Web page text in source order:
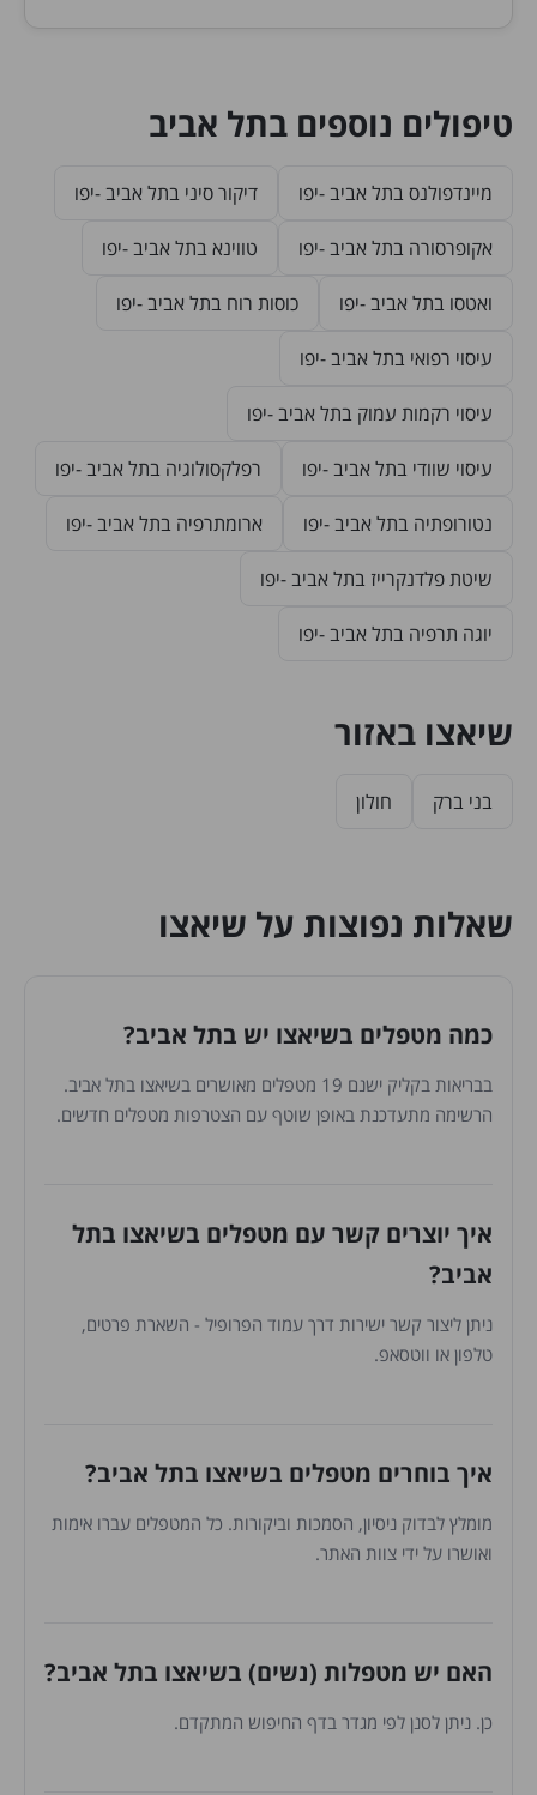
טיפולים נוספים בתל אביב
מיינדפולנס בתל אביב -יפו דיקור סיני בתל אביב -יפו
אקופרסורה בתל אביב -יפו טווינא בתל אביב -יפו
ואטסו בתל אביב -יפו כוסות רוח בתל אביב -יפו
עיסוי רפואי בתל אביב -יפו
עיסוי רקמות עמוק בתל אביב -יפו
עיסוי שוודי בתל אביב -יפו רפלקסולוגיה בתל אביב -יפו
נטורופתיה בתל אביב -יפו ארומתרפיה בתל אביב -יפו
שיטת פלדנקרייז בתל אביב -יפו
יוגה תרפיה בתל אביב -יפו
שיאצו באזור
בני ברק חולון
שאלות נפוצות על שיאצו
כמה מטפלים בשיאצו יש בתל אביב?
בבריאות בקליק ישנם 19 מטפלים מאושרים בשיאצו בתל אביב.
הרשימה מתעדכנת באופן שוטף עם הצטרפות מטפלים חדשים.
איך יוצרים קשר עם מטפלים בשיאצו בתל
אביב?
ניתן ליצור קשר ישירות דרך עמוד הפרופיל - השארת פרטים,
טלפון או ווטסאפ.
איך בוחרים מטפלים בשיאצו בתל אביב?
מומלץ לבדוק ניסיון, הסמכות וביקורות. כל המטפלים עברו אימות
ואושרו על ידי צוות האתר.
האם יש מטפלות (נשים) בשיאצו בתל אביב?
כן. ניתן לסנן לפי מגדר בדף החיפוש המתקדם.